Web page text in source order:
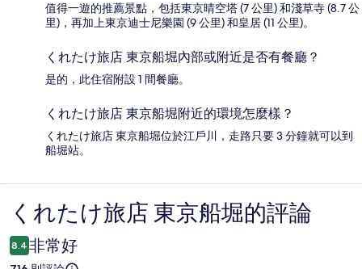
值得一遊的推薦景點，包括東京晴空塔 (7 公里) 和淺草寺 (8.7 公
里)，再加上東京迪士尼樂園 (9 公里) 和皇居 (11 公里)。
くれたけ旅店 東京船堀內部或附近是否有餐廳？
是的，此住宿附設 1 間餐廳。
くれたけ旅店 東京船堀附近的環境怎麼樣？
くれたけ旅店 東京船堀位於江戶川，走路只要 3 分鐘就可以到
船堀站。
評
論
くれたけ旅店 東京船堀的評論
8.4 非常好